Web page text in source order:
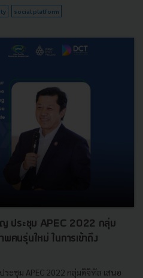
social platform
ญ ประชุม APEC 2022 กลุ่ม
คนรุ่นใหม่ ในการเข้าถึง
ะชุม APEC 2022 กลุ่มดิจิทัล เสนอ